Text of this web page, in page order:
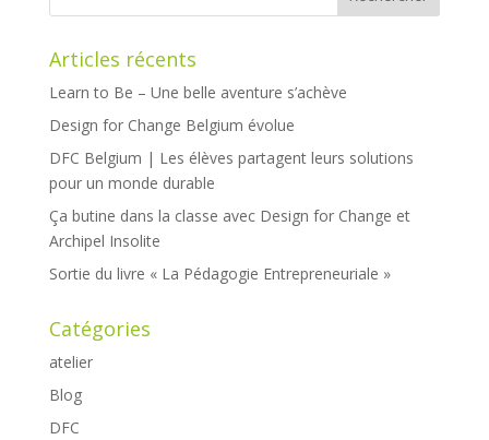
Articles récents
Learn to Be – Une belle aventure s’achève
Design for Change Belgium évolue
DFC Belgium | Les élèves partagent leurs solutions
pour un monde durable
Ça butine dans la classe avec Design for Change et
Archipel Insolite
Sortie du livre « La Pédagogie Entrepreneuriale »
Catégories
atelier
Blog
DFC